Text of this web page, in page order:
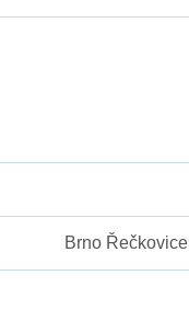
Brno Řečkovice